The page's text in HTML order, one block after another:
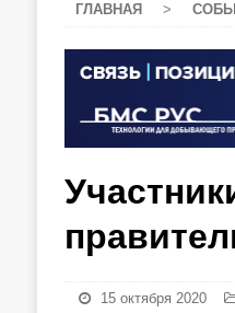
ГЛАВНАЯ >
15 октября 2020